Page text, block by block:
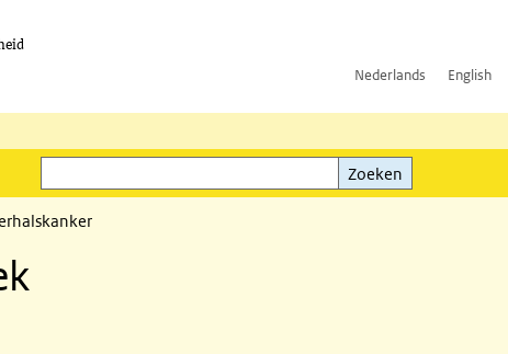
Nederlands English
Zoeken
Zoeken